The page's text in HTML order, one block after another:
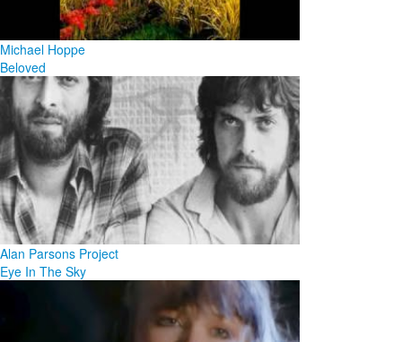
Michael Hoppe
Beloved
Alan Parsons Project
Eye In The Sky